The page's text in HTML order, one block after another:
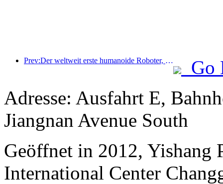
Prev:Der weltweit erste humanoide Roboter, der auf szenarienübergreifende Gastronomiedienstleistungen spezialisiert ist, wurde enthüllt.
Go
Adresse: Ausfahrt E,
Jiangnan Avenue South
Geöffnet in 2012, Yishang
International Center